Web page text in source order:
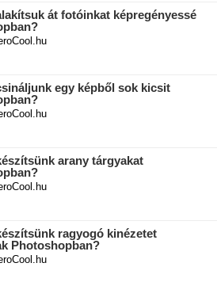
át fotóinkat képregényessé
egy képből sok kicsit
arany tárgyakat
ragyogó kinézetet
Photoshopban?